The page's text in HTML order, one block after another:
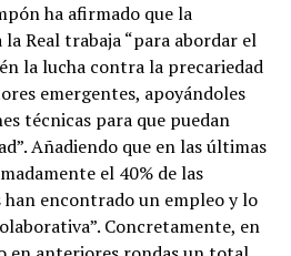
ha afirmado que la
Real trabaja “para abordar el
la lucha contra la precariedad
emergentes, apoyándoles
técnicas para que puedan
Añadiendo que en las últimas
el 40% de las
encontrado un empleo y lo
Concretamente, en